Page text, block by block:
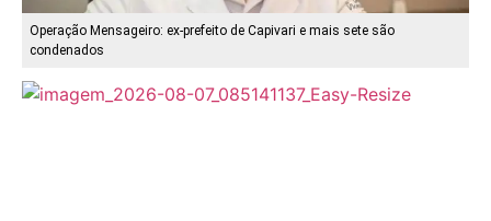
Operação Mensageiro: ex-prefeito de Capivari e mais sete são
condenados